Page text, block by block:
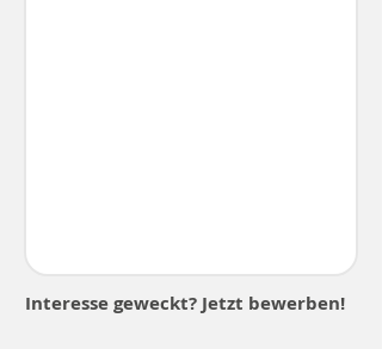
Interesse geweckt? Jetzt bewerben!